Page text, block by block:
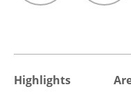
Highlights